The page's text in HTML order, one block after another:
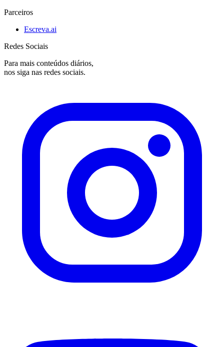
Parceiros
Escreva.ai
Redes Sociais
Para mais conteúdos diários,
nos siga nas redes sociais.